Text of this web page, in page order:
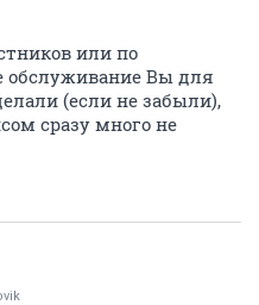
или по
обслуживание Вы для
(если не забыли),
сразу много не